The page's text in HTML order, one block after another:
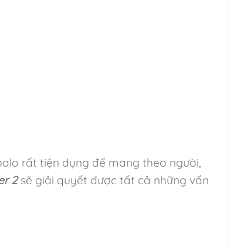
rất tiện dụng để mang theo người,
2sẽ giải quyết được tất cả những vấn